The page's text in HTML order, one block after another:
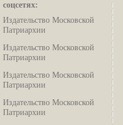
Издательство Московской
Патриархии
Издательство Московской
Патриархии
Издательство Московской
Патриархии
Издательство Московской
Патриархии